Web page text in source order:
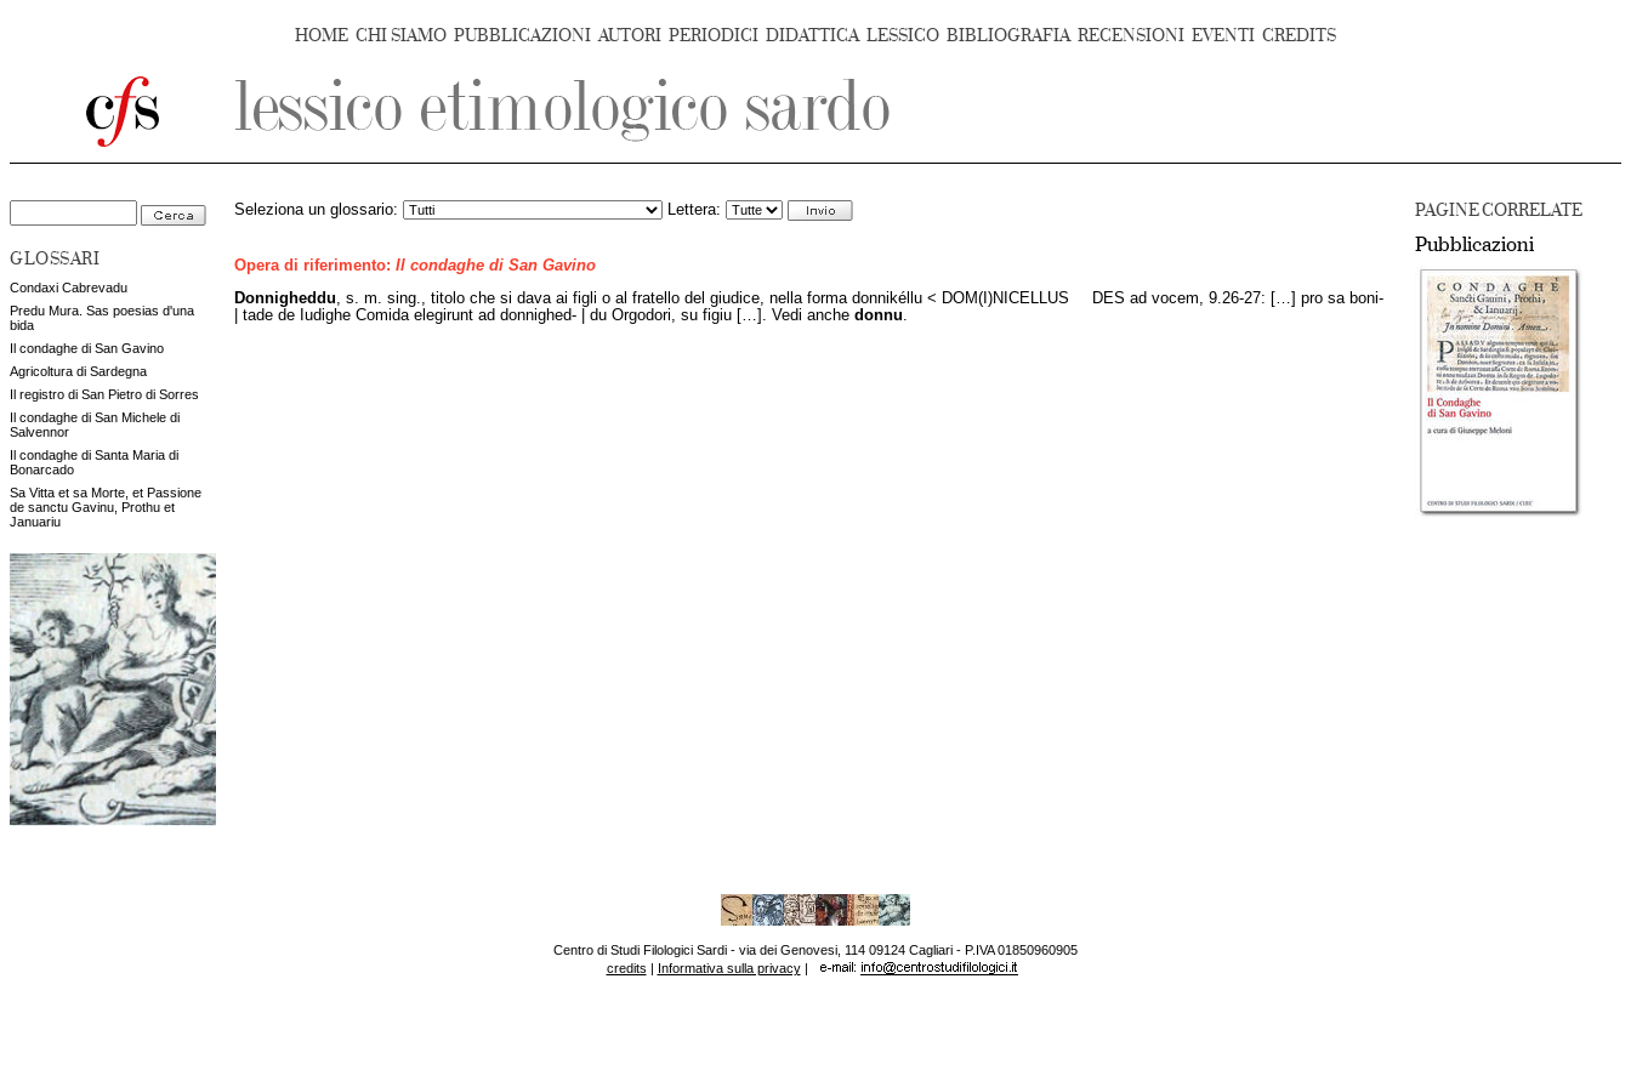
HOME CHI SIAMO PUBBLICAZIONI AUTORI PERIODICI DIDATTICA LESSICO BIBLIOGRAFIA RECENSIONI EVENTI CREDITS
GLOSSARI
Condaxi Cabrevadu
Predu Mura. Sas poesias d'una
bida
Il condaghe di San Gavino
Agricoltura di Sardegna
Il registro di San Pietro di Sorres
Il condaghe di San Michele di
Salvennor
Il condaghe di Santa Maria di
Bonarcado
Sa Vitta et sa Morte, et Passione
de sanctu Gavinu, Prothu et
Januariu
PAGINE CORRELATE
Pubblicazioni
Seleziona un glossario: Lettera:
Opera di riferimento: Il condaghe di San Gavino
Donnigheddu , s. m. sing., titolo che si dava ai figli o al fratello del giudice, nella forma donnikéllu < DOM(I)NICELLUS
DES ad vocem, 9.26-27: […] pro sa boni-
| tade de Iudighe Comida elegirunt ad donnighed- | du Orgodori, su figiu […]. Vedi anche donnu
Centro di Studi Filologici Sardi - via dei Genovesi, 114 09124 Cagliari - P.IVA 01850960905
credits | Informativa sulla privacy|